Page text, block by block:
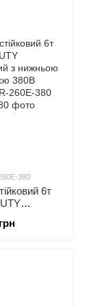
380
6т
380В